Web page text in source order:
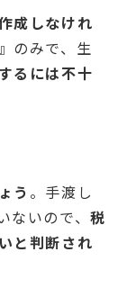
成しなけれ
のみで、生
るには不十
う 。手渡し
ないので、税
と判断され